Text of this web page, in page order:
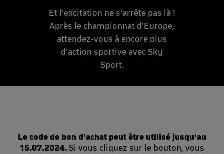
Et l'excitation ne s'arrête pas là !
Après le championnat d'Europe,
attendez-vous à encore plus
d'action sportive avec Sky
Sport.
Le code de bon d'achat peut être utilisé jusqu'au
15.07.2024. Si vous cliquez sur le bouton, vous